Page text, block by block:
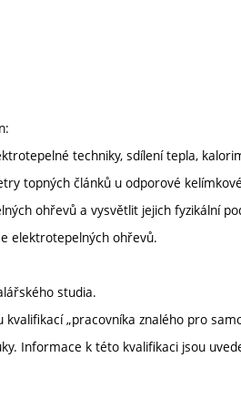
techniky, sdílení tepla,
topných článků u odporové
ohřevů a vysvětlit jejich fyzikální
elektrotepelných ohřevů.
studia.
„pracovníka znalého pro
Informace k této kvalifikaci jsou